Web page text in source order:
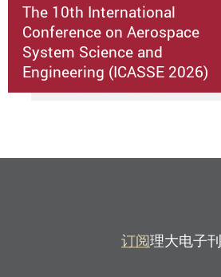
The 10th International
Conference on Aerospace
System Science and
Engineering (ICASSE 2026)
订阅理大电子